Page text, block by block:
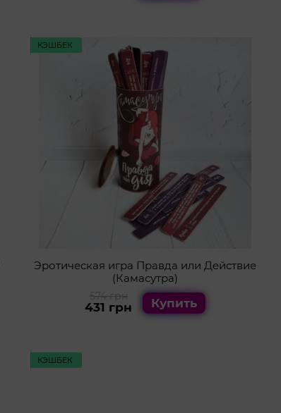
КЭШБЕК
Эротическая игра Правда или Действие
(Камасутра)
574 грн
431 грн Купить
КЭШБЕК